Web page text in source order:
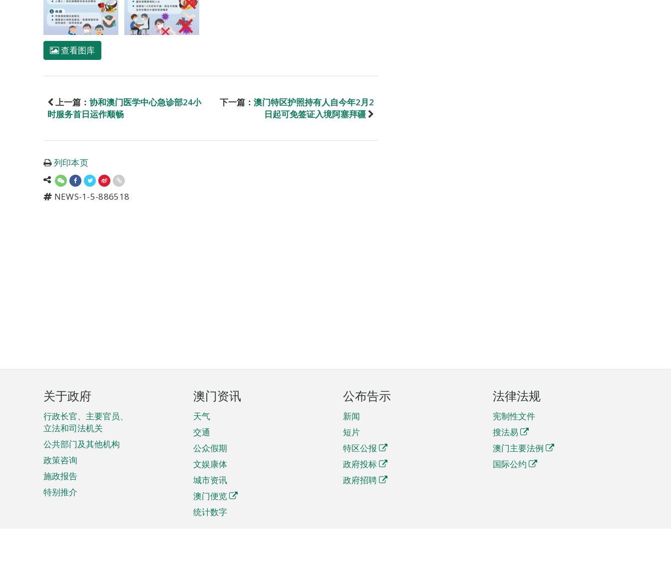
查看图库
上一篇： 协和澳门医学中心急诊部24小
时服务首日运作顺畅
下一篇： 澳门特区护照持有人自今年2月2
日起可免签证入境阿塞拜疆
列印本页
NEWS-1-5-886518
页
脚
菜
单
关于政府
行政长官、主要官员、
立法和司法机关
公共部门及其他机构
政策咨询
施政报告
特别推介
澳门资讯
天气
交通
公众假期
文娱康体
城市资讯
澳门便览
统计数字
公布告示
新闻
短片
特区公报
政府投标
政府招聘
法律法规
宪制性文件
搜法易
澳门主要法例
国际公约